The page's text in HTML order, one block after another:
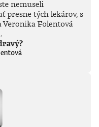
nemuseli
presne tých lekárov, s
Folentová